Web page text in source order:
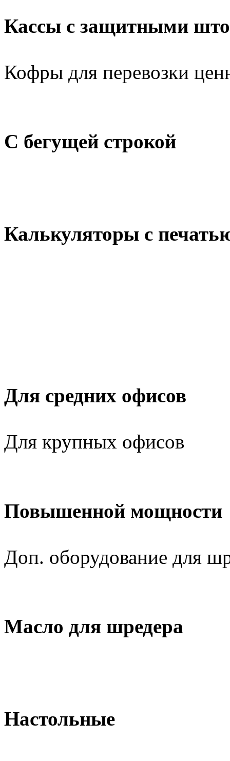
Кассы с защитными
Кофры для перевозки
С бегущей строкой
Калькуляторы с
Для средних офисов
Для крупных офисов
Повышенной мощности
Доп. оборудование для
Масло для шредера
Настольные